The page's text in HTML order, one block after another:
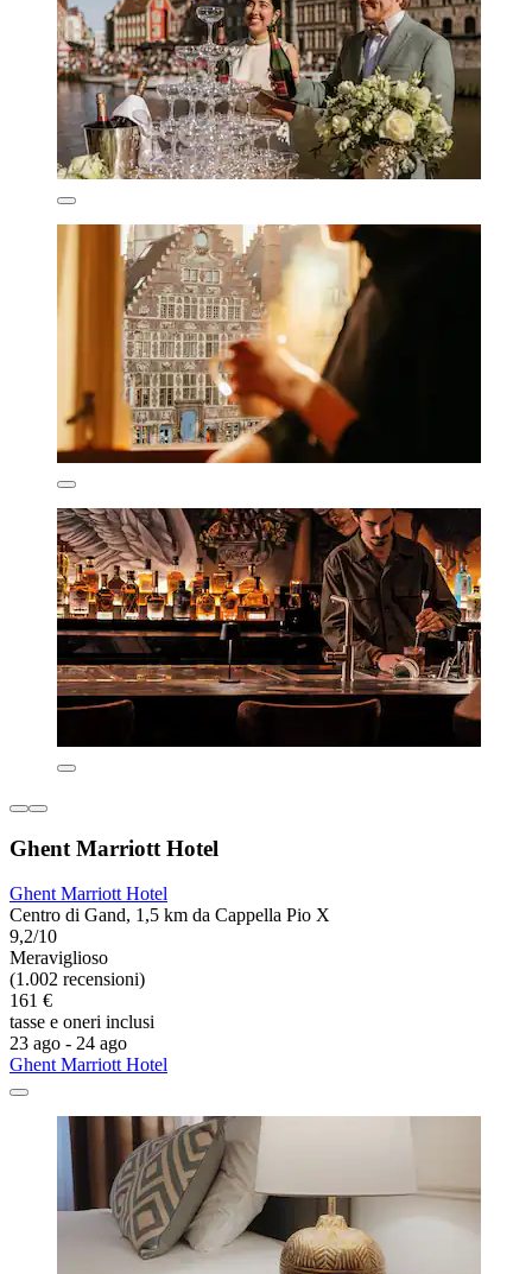
Ghent Marriott Hotel
Ghent Marriott Hotel
Centro di Gand, 1,5 km da Cappella Pio X
9,2/10
Meraviglioso
(1.002 recensioni)
161 €
tasse e oneri inclusi
23 ago - 24 ago
Ghent Marriott Hotel